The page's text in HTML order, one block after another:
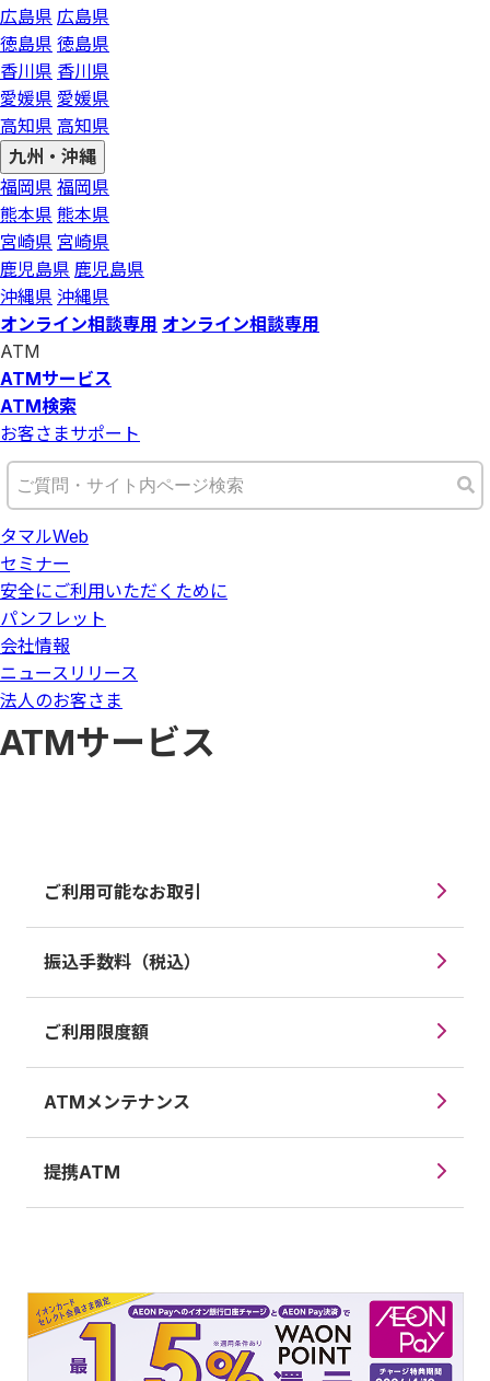
広島県 広島県
徳島県 徳島県
香川県 香川県
愛媛県 愛媛県
高知県 高知県
九州・沖縄
福岡県 福岡県
熊本県 熊本県
宮崎県 宮崎県
鹿児島県 鹿児島県
沖縄県 沖縄県
オンライン相談専用 オンライン相談専用
ATM
ATMサービス
ATM検索
お客さまサポート
タマルWeb
セミナー
安全にご利用いただくために
パンフレット
会社情報
ニュースリリース
法人のお客さま
ATMサービス
ご利用可能なお取引
振込手数料（税込）
ご利用限度額
ATMメンテナンス
提携ATM